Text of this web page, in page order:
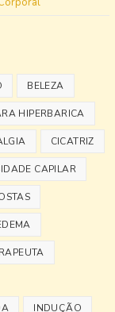
BELEZA
HIPERBARICA
CICATRIZ
CAPILAR
INDUÇÃO